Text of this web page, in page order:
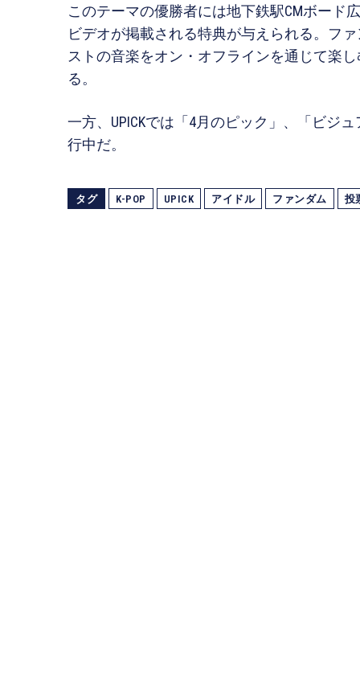
このテーマの優勝者には地下鉄駅CMボード
ビデオが掲載される特典が与えられる。フ
ストの音楽をオン・オフラインを通じて楽
る。
一方、UPICKでは「4月のピック」、「ビジ
行中だ。
タグ K-POP UPICK アイドル ファンダム 投